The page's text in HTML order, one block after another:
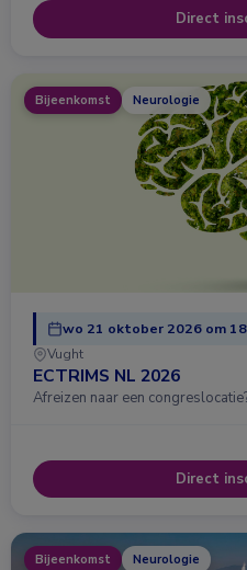
Direct
Bijeenkomst Neurologie
wo 21 oktober 2026 om
Vught
ECTRIMS NL 2026
Afreizen naar een
Direct
Bijeenkomst Neurologie